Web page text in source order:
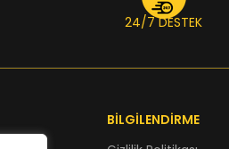
24/7 DESTEK
BİLGİLENDİRME